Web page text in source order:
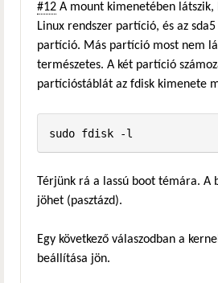
#12 A mount kimenetében látszik,
Linux rendszer partíció, és az
partíció. Más partíció most nem
természetes. A két partíció
partícióstáblát az fdisk kimenete
sudo fdisk -l
Térjünk rá a lassú boot témára. A
jöhet (pasztázd).
Egy következő válaszodban a
beállítása jön.